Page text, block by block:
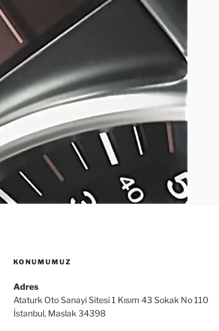
KONUMUMUZ
Adres
Ataturk Oto Sanayi Sitesi 1 Kısım 43 Sokak No 110
İstanbul, Maslak 34398